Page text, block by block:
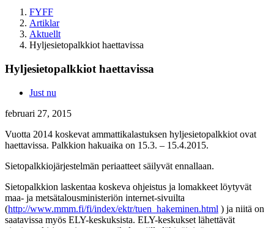
FYFF
Artiklar
Aktuellt
Hyljesietopalkkiot haettavissa
Hyljesietopalkkiot haettavissa
Just nu
februari 27, 2015
Vuotta 2014 koskevat ammattikalastuksen hyljesietopalkkiot ovat
haettavissa. Palkkion hakuaika on 15.3. – 15.4.2015.
Sietopalkkiojärjestelmän periaatteet säilyvät ennallaan.
Sietopalkkion laskentaa koskeva ohjeistus ja lomakkeet löytyvät
maa- ja metsätalousministeriön internet-sivuilta
(http://www.mmm.fi/fi/index/ektr/tuen_hakeminen.html ) ja niitä on
saatavissa myös ELY-keskuksista. ELY-keskukset lähettävät